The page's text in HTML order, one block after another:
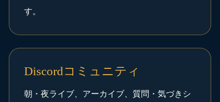
す。
Discordコミュニティ
朝・夜ライブ、アーカイブ、質問・気づきシ